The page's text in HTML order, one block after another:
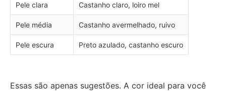
Pele clara Castanho claro, loiro mel
Pele média Castanho avermelhado, ruivo
Pele escura Preto azulado, castanho escuro
Essas são apenas sugestões. A cor ideal para você